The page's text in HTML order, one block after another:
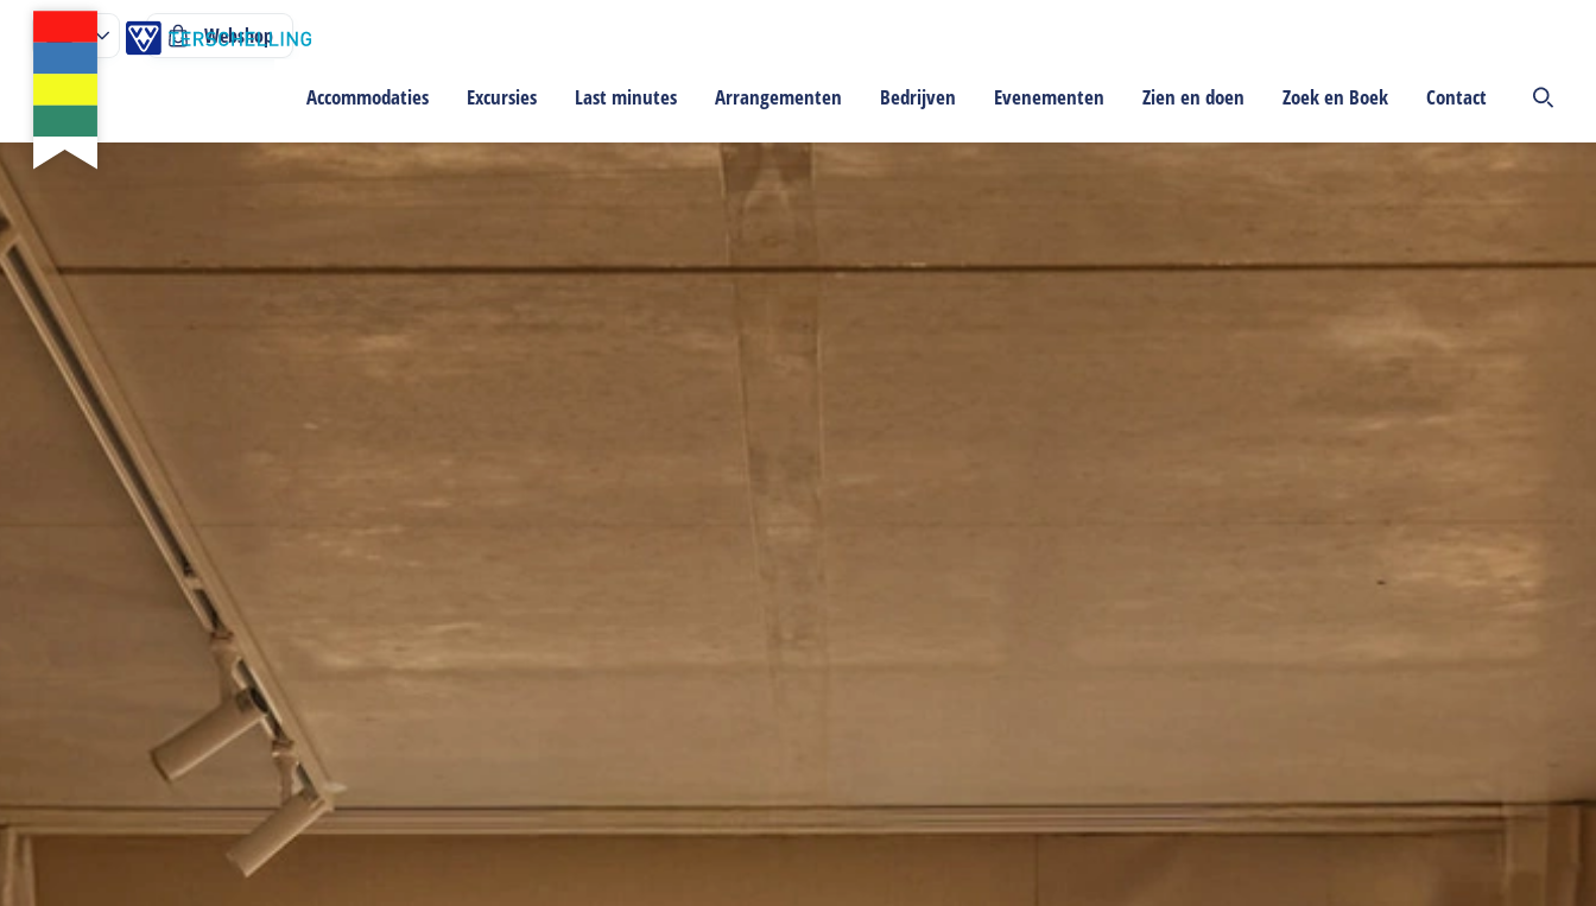
Accommodaties Excursies Last minutes Arrangementen Bedrijven Evenementen Zien en doen Zoek en Boek Contact
Webshop